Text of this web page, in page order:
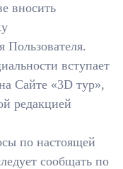
вносить
Пользователя.
вступает
Сайте «3D тур»,
редакцией
по настоящей
сообщать по